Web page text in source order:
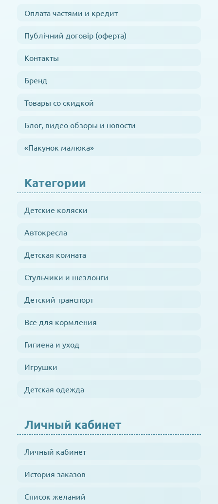
Оплата частями и кредит
Публічний договір (оферта)
Контакты
Бренд
Товары со скидкой
Блог, видео обзоры и новости
«Пакунок малюка»
Категории
Детские коляски
Автокресла
Детская комната
Стульчики и шезлонги
Детский транспорт
Все для кормления
Гигиена и уход
Игрушки
Детская одежда
Личный кабинет
Личный кабинет
История заказов
Список желаний